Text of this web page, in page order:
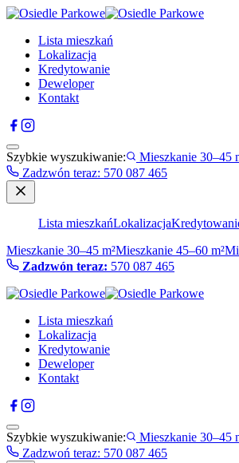
Lista mieszkań
Lokalizacja
Kredytowanie
Deweloper
Kontakt
Szybkie wyszukiwanie: Mieszkanie 30–45
Zadzwón teraz: 570 087 465
Lista mieszkańLokalizacja
Mieszkanie 30–45 m²Mieszkanie 45–60 m²
Zadzwón teraz: 570 087 465
Lista mieszkań
Lokalizacja
Kredytowanie
Deweloper
Kontakt
Szybkie wyszukiwanie: Mieszkanie 30–45
Zadzwoń teraz: 570 087 465